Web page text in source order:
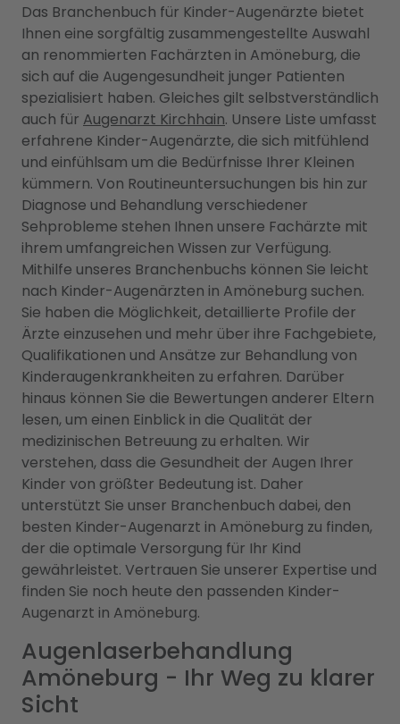
Das Branchenbuch für Kinder-Augenärzte bietet
Ihnen eine sorgfältig zusammengestellte Auswahl
an renommierten Fachärzten in Amöneburg, die
sich auf die Augengesundheit junger Patienten
spezialisiert haben. Gleiches gilt selbstverständlich
auch für Augenarzt Kirchhain. Unsere Liste umfasst
erfahrene Kinder-Augenärzte, die sich mitfühlend
und einfühlsam um die Bedürfnisse Ihrer Kleinen
kümmern. Von Routineuntersuchungen bis hin zur
Diagnose und Behandlung verschiedener
Sehprobleme stehen Ihnen unsere Fachärzte mit
ihrem umfangreichen Wissen zur Verfügung.
Mithilfe unseres Branchenbuchs können Sie leicht
nach Kinder-Augenärzten in Amöneburg suchen.
Sie haben die Möglichkeit, detaillierte Profile der
Ärzte einzusehen und mehr über ihre Fachgebiete,
Qualifikationen und Ansätze zur Behandlung von
Kinderaugenkrankheiten zu erfahren. Darüber
hinaus können Sie die Bewertungen anderer Eltern
lesen, um einen Einblick in die Qualität der
medizinischen Betreuung zu erhalten. Wir
verstehen, dass die Gesundheit der Augen Ihrer
Kinder von größter Bedeutung ist. Daher
unterstützt Sie unser Branchenbuch dabei, den
besten Kinder-Augenarzt in Amöneburg zu finden,
der die optimale Versorgung für Ihr Kind
gewährleistet. Vertrauen Sie unserer Expertise und
finden Sie noch heute den passenden Kinder-
Augenarzt in Amöneburg.
Augenlaserbehandlung
Amöneburg - Ihr Weg zu klarer
Sicht